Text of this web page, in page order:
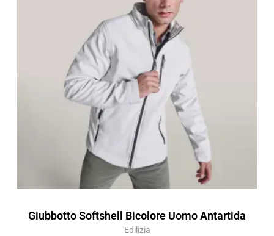
Giubbotto Softshell Bicolore Uomo Antartida
Edilizia
20,73 €
a
29,61 €